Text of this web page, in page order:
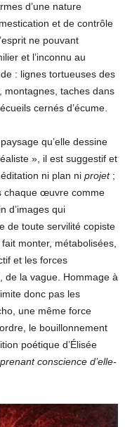
d’une nature
et de contrôle
ne pouvant
et l’inconnu au
: lignes tortueuses des
montagnes, taches dans
cernés d’écume.
paysage qu’elle dessine
», il est suggestif et
ni plan ni projet ;
chaque œuvre comme
d’images qui
de toute servilité copiste
monter, métabolisées,
et les forces
de la vague. Hommage à
donc pas les
une même force
le bouillonnement
poétique d’Élisée
conscience d’elle-